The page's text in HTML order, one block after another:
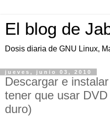
El blog de
Dosis diaria de GNU Linux,
jueves, junio 03, 2010
Descargar e
tener que usar
duro)